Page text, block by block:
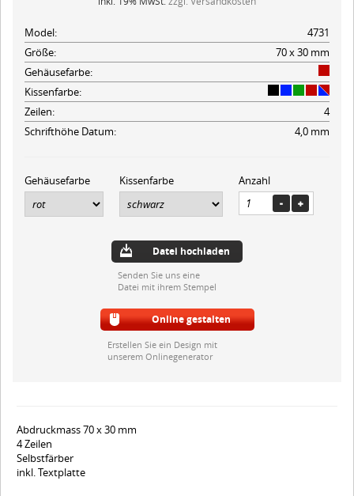
Model:
4731
Größe:
70 x 30 mm
Gehäusefarbe:
Kissenfarbe:
Zeilen:
4
Schrifthöhe Datum:
4,0 mm
Gehäusefarbe Kissenfarbe Anzahl
Datei hochladen
Senden Sie uns eine
Datei mit ihrem Stempel
Online gestalten
Erstellen Sie ein Design mit
unserem Onlinegenerator
Abdruckmass 70 x 30 mm
4 Zeilen
Selbstfärber
inkl. Textplatte